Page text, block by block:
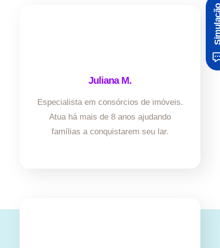
Juliana M.
Especialista em consórcios de imóveis.
Atua há mais de 8 anos ajudando
famílias a conquistarem seu lar.